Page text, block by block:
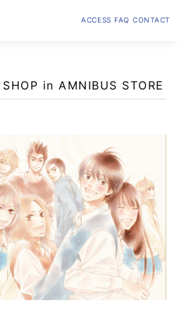
ACCESS FAQ CONTACT
SHOP in AMNIBUS STORE